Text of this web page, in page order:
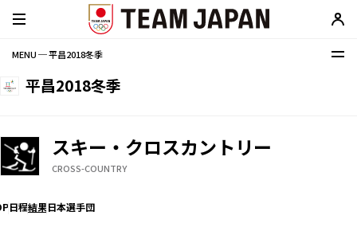
MENU ─ 平昌2018冬季
平昌2018冬季
スキー・クロスカントリー
CROSS-COUNTRY
日程結果日本選手団